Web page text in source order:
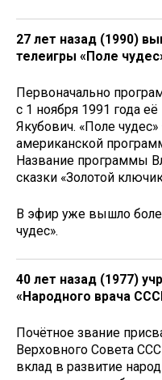
27 лет назад (1990)
телеигры «Поле
Первоначально
с 1 ноября 1991 года
Якубович. «Поле
американской
Название программы
сказки «Золотой
В эфир уже вышло
чудес».
40 лет назад (1977)
«Народного врача
Почётное звание
Верховного Совета
вклад в развитие